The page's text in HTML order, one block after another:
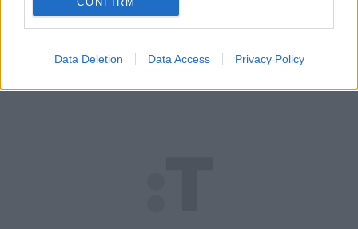
Data Deletion Data Access Privacy Policy